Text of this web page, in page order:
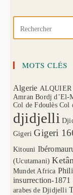
MOTS CLÉS
Algerie ALQUIER
Amran Bordj d’El-
Col de Fdoulès Col
djidjelli
Gigeri Gigeri
Kitouni
(Ucutamani)
Mundet Africa
insurrection-1871
arabes de Djidjelli